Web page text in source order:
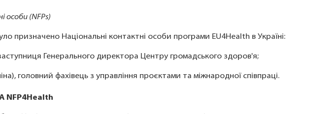
особи (NFPs)
призначено Національні контактні особи програми EU4Health в Україні:
Генерального директора Центру громадського здоров'я;
головний фахівець з управління проєктами та міжнародної співпраці.
NFP4Health